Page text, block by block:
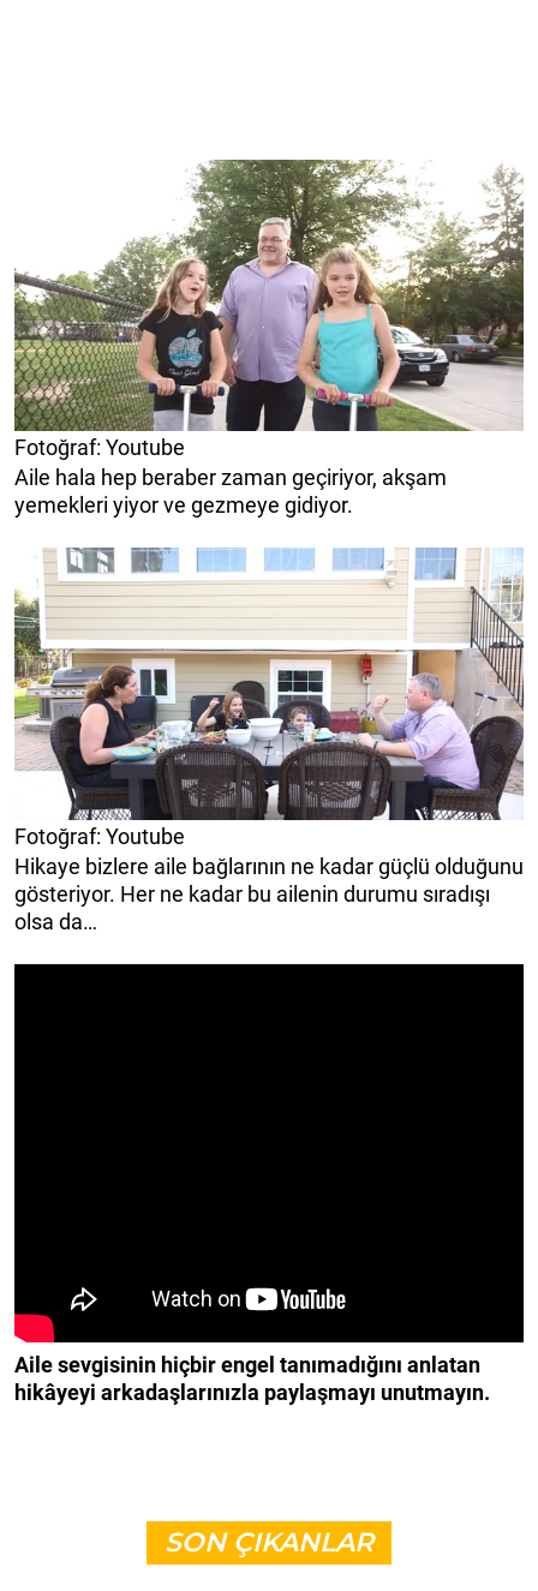
Fotoğraf: Youtube
Aile hala hep beraber zaman geçiriyor, akşam
yemekleri yiyor ve gezmeye gidiyor.
Fotoğraf: Youtube
Hikaye bizlere aile bağlarının ne kadar güçlü olduğunu
gösteriyor. Her ne kadar bu ailenin durumu sıradışı
olsa da…
Aile sevgisinin hiçbir engel tanımadığını anlatan
hikâyeyi arkadaşlarınızla paylaşmayı unutmayın.
SON ÇIKANLAR